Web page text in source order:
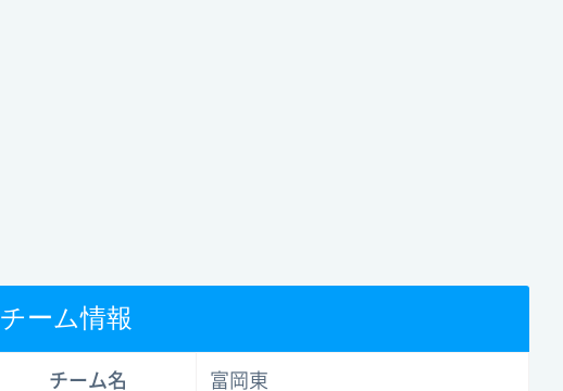
チーム情報
チーム名 富岡東